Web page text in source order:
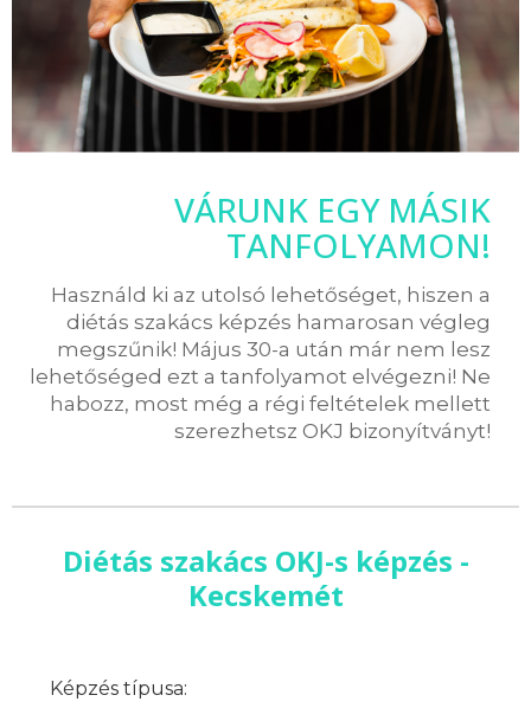
VÁRUNK EGY MÁSIK
TANFOLYAMON!
Használd ki az utolsó lehetőséget, hiszen a
diétás szakács képzés hamarosan végleg
megszűnik! Május 30-a után már nem lesz
lehetőséged ezt a tanfolyamot elvégezni! Ne
habozz, most még a régi feltételek mellett
szerezhetsz OKJ bizonyítványt!
Diétás szakács OKJ-s képzés -
Kecskemét
Képzés típusa: